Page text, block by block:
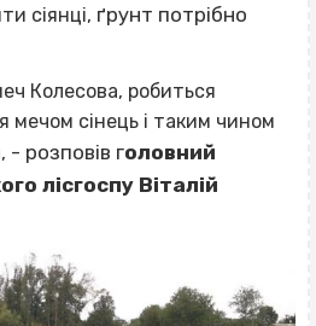
сіянці, ґрунт потрібно
Колесова, робиться
мечом сінець і таким чином
- розповів головний
лісгоспу Віталій